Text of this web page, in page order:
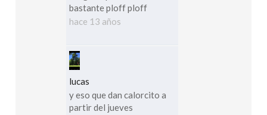
bastante ploff ploff
hace 13 años
lucas
y eso que dan calorcito a
partir del jueves